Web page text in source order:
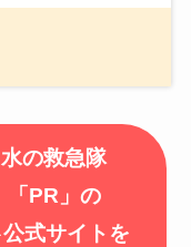
水の救急隊
「PR」の
公式サイトを